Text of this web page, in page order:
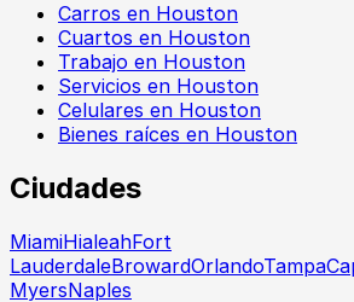
Carros en Houston
Cuartos en Houston
Trabajo en Houston
Servicios en Houston
Celulares en Houston
Bienes raíces en Houston
Ciudades
MiamiHialeahFort
LauderdaleBrowardOrlandoTampa
MyersNaples